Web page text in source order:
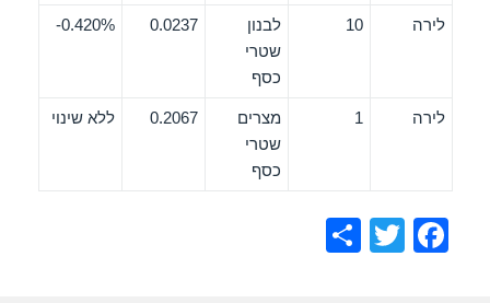
לירה 10
לבנון
שטרי
כסף
0.0237
0.420%-
לירה 1
מצרים
שטרי
כסף
0.2067 ללא שינוי
F
T